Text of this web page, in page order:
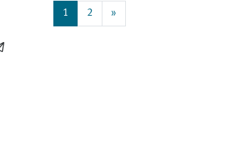
1 Seite 1
2 Seite 2
»